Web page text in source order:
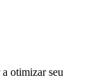
a otimizar seu